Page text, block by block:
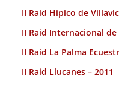
II Raid Hípico de
II Raid Internacional de
II Raid La Palma
II Raid Llucanes – 2011